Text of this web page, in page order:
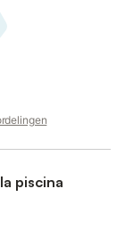
piscina